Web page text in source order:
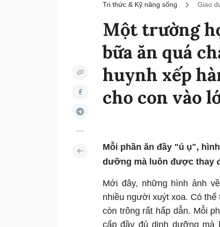
Tri thức & Kỹ năng sống Giáo
Một trường
bữa ăn quá
huynh xếp
cho con vào
Mỗi phần ăn đầy "ú ụ",
dưỡng mà luôn được thay
Mới đây, những hình ảnh
nhiều người xuýt xoa. Có
còn trông rất hấp dẫn. Mỗi
cấp đầy đủ dinh dưỡng mà